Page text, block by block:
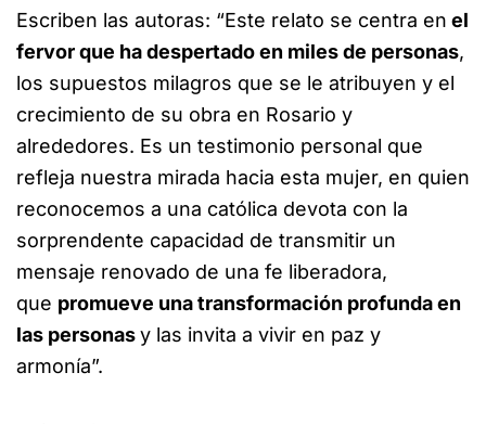
Escriben las autoras: “Este relato se centra en el
fervor que ha despertado en miles de personas,
los supuestos milagros que se le atribuyen y el
crecimiento de su obra en Rosario y
alrededores. Es un testimonio personal que
refleja nuestra mirada hacia esta mujer, en quien
reconocemos a una católica devota con la
sorprendente capacidad de transmitir un
mensaje renovado de una fe liberadora,
que promueve una transformación profunda en
las personasy las invita a vivir en paz y
armonía”.